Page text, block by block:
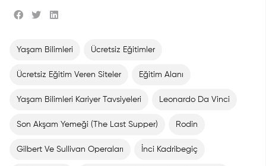
Yaşam Bilimleri Ücretsiz Eğitimler
Ücretsiz Eğitim Veren Siteler Eğitim Alanı
Yaşam Bilimleri Kariyer Tavsiyeleri Leonardo Da Vinci
Son Akşam Yemeği (The Last Supper) Rodin
Gilbert Ve Sullivan Operaları İnci Kadribegiç